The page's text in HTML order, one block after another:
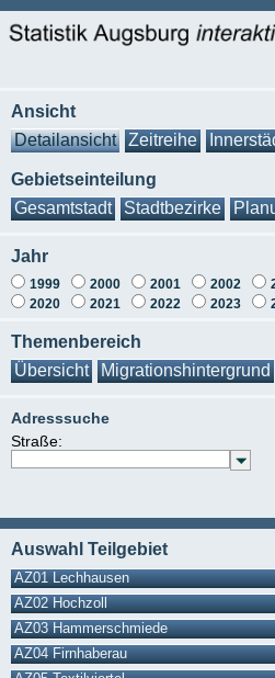
Ansicht
Detailansicht
Zeitreihe
Gebietseinteilung
Gesamtstadt
Stadtbezirke
Jahr
1999 2000 2001 2002
2020
2021 2022 2023
Themenbereich
Übersicht
Migrationshintergrund
Adresssuche
Straße:
Auswahl Teilgebiet
AZ01 Lechhausen
AZ02 Hochzoll
AZ03 Hammerschmiede
AZ04 Firnhaberau